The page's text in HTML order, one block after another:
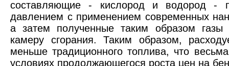
составляющие - кислород и водород -
давлением с применением современных
а затем полученные таким образом газы
камеру сгорания. Таким образом,
меньше традиционного топлива, что
условиях продолжающегося роста цен на